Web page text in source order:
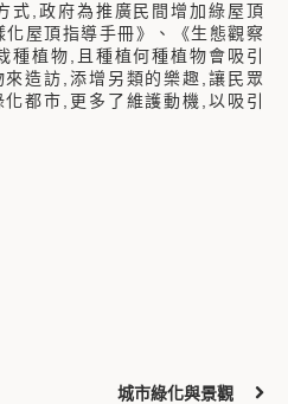
式,政府為推廣民間增加綠屋頂
屋頂指導手冊》、《生態觀察
種植物,且種植何種植物會吸引
造訪,添增另類的樂趣,讓民眾
都市,更多了維護動機,以吸引
城市綠化與景觀